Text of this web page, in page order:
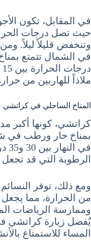
في المقابل، تكون
وتنخفض قليلاً ليلاً.
في الشمال تتمتع
ملاذاً للهاربين من
المناخ الساحلي في كراتشي
كراتشي، كونها أكبر
بمناخ حار ورطب في
الرطوبة التي قد تجعل
ومع ذلك، توفر
من الحرارة، مما
وممارسة الرياضات
يُفضل زيارة كراتشي
المساء للاستمتاع